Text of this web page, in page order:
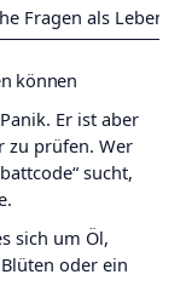
Fragen als
können
Er ist aber
zu prüfen. Wer
sucht,
sich um Öl,
oder ein